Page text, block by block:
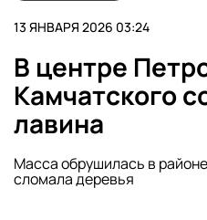
13 ЯНВАРЯ 2026 03:24
В центре
Камчатского
лавина
Масса обрушилась в
сломала деревья